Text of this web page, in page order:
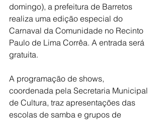
domingo), a prefeitura de Barretos
realiza uma edição especial do
Carnaval da Comunidade no Recinto
Paulo de Lima Corrêa. A entrada será
gratuita.
A programação de shows,
coordenada pela Secretaria Municipal
de Cultura, traz apresentações das
escolas de samba e grupos de